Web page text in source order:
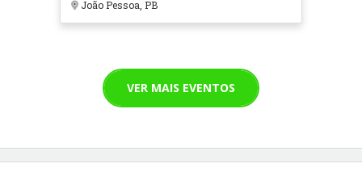
João Pessoa, PB
VER MAIS EVENTOS